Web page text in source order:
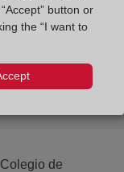
de
button or
the “I want to